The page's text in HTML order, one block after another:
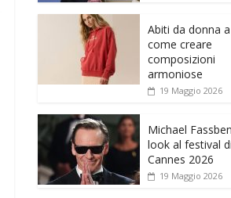
Abiti da donna
come creare
composizioni
armoniose
19 Maggio 2026
Michael
look al festival di
Cannes 2026
19 Maggio 2026